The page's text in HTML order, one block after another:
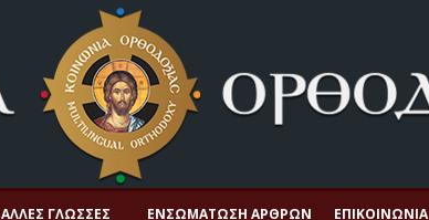
ΆΛΛΕΣ ΓΛΏΣΣΕΣ ΕΝΣΩΜΆΤΩΣΗ ΆΡΘΡΩΝ ΕΠΙΚΟΙΝΩΝΊΑ